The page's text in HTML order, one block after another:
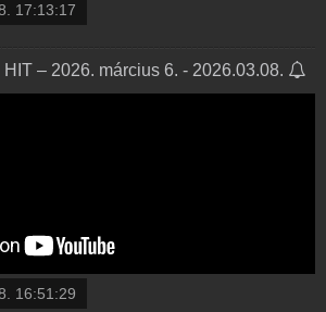
17:13:17
– 2026. március 6. - 2026.03.08.
16:51:29